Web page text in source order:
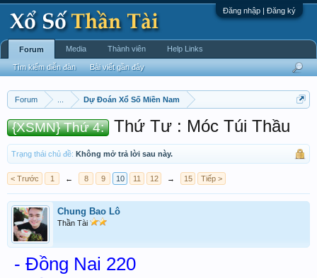
Đăng nhập | Đăng ký
Forum Dự Đoán Xổ Số Miền Nam
{XSMN} Thứ 4: Thứ Tư : Móc Túi Thầu
Trạng thái chủ đề: Không mở trả lời sau này.
< Trước 1 ← 8 9 10 11 12 → 15 Tiếp >
Chung Bao Lô
Thần Tài
- Đồng Nai 220
Forum
Tìm kiếm diễn đàn Bài viết gần đây
Media Thành viên Help Links